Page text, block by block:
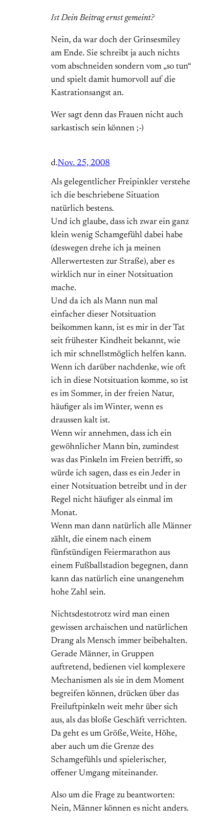
Ist Dein Beitrag ernst gemeint?
Nein, da war doch der Grinsesmiley
am Ende. Sie schreibt ja auch nichts
vom abschneiden sondern vom „so tun“
und spielt damit humorvoll auf die
Kastrationsangst an.
Wer sagt denn das Frauen nicht auch
sarkastisch sein können ;-)
d.Nov. 25, 2008
Als gelegentlicher Freipinkler verstehe
ich die beschriebene Situation
natürlich bestens.
Und ich glaube, dass ich zwar ein ganz
klein wenig Schamgefühl dabei habe
(deswegen drehe ich ja meinen
Allerwertesten zur Straße), aber es
wirklich nur in einer Notsituation
mache.
Und da ich als Mann nun mal
einfacher dieser Notsituation
beikommen kann, ist es mir in der Tat
seit frühester Kindheit bekannt, wie
ich mir schnellstmöglich helfen kann.
Wenn ich darüber nachdenke, wie oft
ich in diese Notsituation komme, so ist
es im Sommer, in der freien Natur,
häufiger als im Winter, wenn es
draussen kalt ist.
Wenn wir annehmen, dass ich ein
gewöhnlicher Mann bin, zumindest
was das Pinkeln im Freien betrifft, so
würde ich sagen, dass es ein Jeder in
einer Notsituation betreibt und in der
Regel nicht häufiger als einmal im
Monat.
Wenn man dann natürlich alle Männer
zählt, die einem nach einem
fünfstündigen Feiermarathon aus
einem Fußballstadion begegnen, dann
kann das natürlich eine unangenehm
hohe Zahl sein.
Nichtsdestotrotz wird man einen
gewissen archaischen und natürlichen
Drang als Mensch immer beibehalten.
Gerade Männer, in Gruppen
auftretend, bedienen viel komplexere
Mechanismen als sie in dem Moment
begreifen können, drücken über das
Freiluftpinkeln weit mehr über sich
aus, als das bloße Geschäft verrichten.
Da geht es um Größe, Weite, Höhe,
aber auch um die Grenze des
Schamgefühls und spielerischer,
offener Umgang miteinander.
Also um die Frage zu beantworten:
Nein, Männer können es nicht anders.